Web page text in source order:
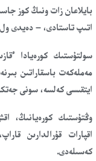
بايلاعان زات ونىڭ كوز
اتىپ تاستادى، – دەيدى
سولتۇستىك كورەيادا
مەملەكەت باسقاراتىن
ايتقىسى كەلسە، سونى
وڭتۇستىك كورەيانىڭ،
اقپارات قۇرالدارىن
كەسىلەدى.